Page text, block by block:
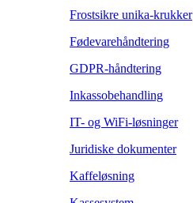
Frostsikre unika-krukker
Fødevarehåndtering
GDPR-håndtering
Inkassobehandling
IT- og WiFi-løsninger
Juridiske dokumenter
Kaffeløsning